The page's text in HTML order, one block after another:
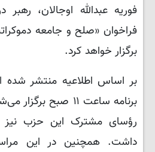
فراخوان «صلح و جامعه
برگزار خواهد کرد.
بر اساس اطلاعیه منتشر شده
برنامه ساعت ۱۱ صبح
رؤسای مشترک این حزب
داشت. همچنین در این